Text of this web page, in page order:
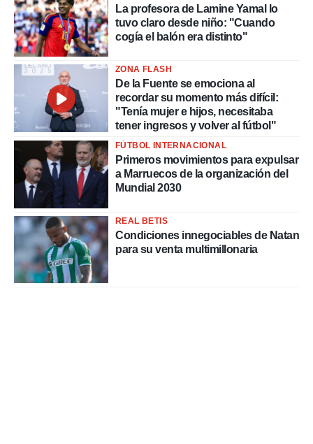
La profesora de Lamine Yamal lo
tuvo claro desde niño: "Cuando
cogía el balón era distinto"
ZONA FLASH
De la Fuente se emociona al
recordar su momento más difícil:
"Tenía mujer e hijos, necesitaba
tener ingresos y volver al fútbol"
FÚTBOL INTERNACIONAL
Primeros movimientos para expulsar
a Marruecos de la organización del
Mundial 2030
REAL BETIS
Condiciones innegociables de Natan
para su venta multimillonaria